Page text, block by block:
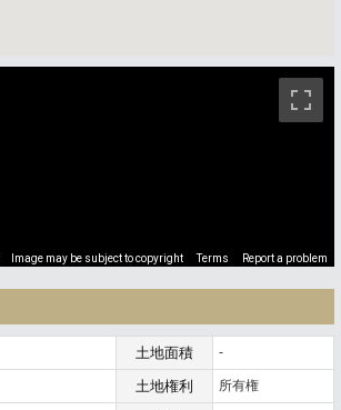
Image may be subject to copyright Terms Report a problem
土地面積 -
土地権利 所有権